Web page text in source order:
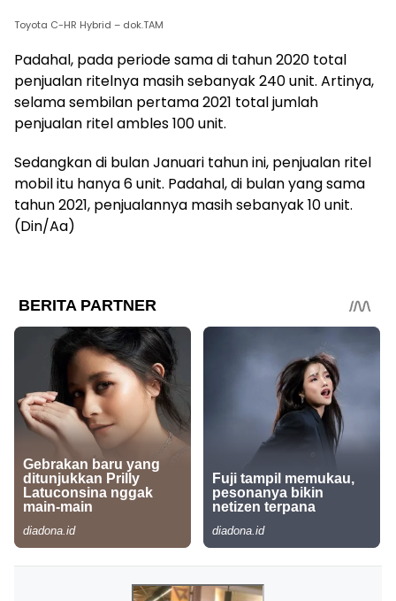
Toyota C-HR Hybrid – dok.TAM
Padahal, pada periode sama di tahun 2020 total
penjualan ritelnya masih sebanyak 240 unit. Artinya,
selama sembilan pertama 2021 total jumlah
penjualan ritel ambles 100 unit.
Sedangkan di bulan Januari tahun ini, penjualan ritel
mobil itu hanya 6 unit. Padahal, di bulan yang sama
tahun 2021, penjualannya masih sebanyak 10 unit.
(Din/Aa)